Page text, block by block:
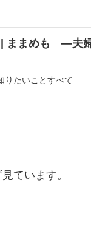
ままめも ―夫
りたいことすべて
ています。